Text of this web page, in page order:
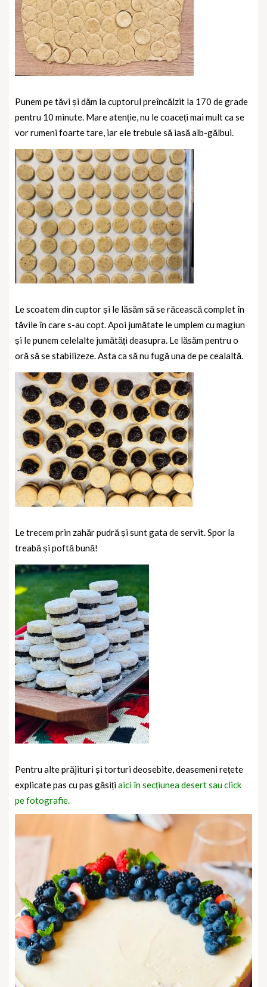
Punem pe tăvi și dăm la cuptorul preîncălzit la 170 de grade
pentru 10 minute. Mare atenție, nu le coaceți mai mult ca se
vor rumeni foarte tare, iar ele trebuie să iasă alb-gălbui.
Le scoatem din cuptor și le lăsăm să se răcească complet în
tăvile în care s-au copt. Apoi jumătate le umplem cu magiun
și le punem celelalte jumătăți deasupra. Le lăsăm pentru o
oră să se stabilizeze. Asta ca să nu fugă una de pe cealaltă.
Le trecem prin zahăr pudră și sunt gata de servit. Spor la
treabă și poftă bună!
Pentru alte prăjituri și torturi deosebite, deasemeni rețete
explicate pas cu pas găsițiaici în secțiunea desert sau click
pe fotografie.